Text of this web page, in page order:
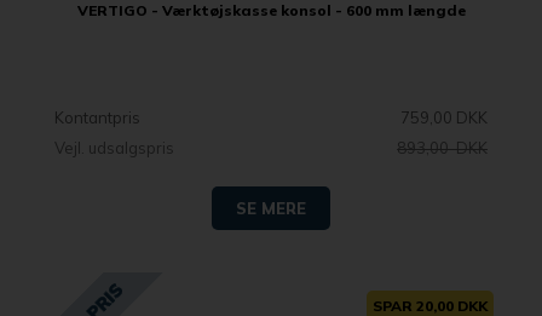
VERTIGO - Værktøjskasse konsol - 600 mm længde
Kontantpris
759,00 DKK
Vejl. udsalgspris
893,00 DKK
SE MERE
SPAR 20,00 DKK